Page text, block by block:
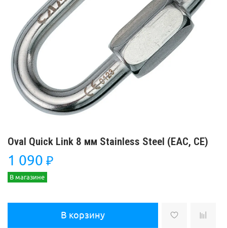
Oval Quick Link 8 мм Stainless Steel (ЕАС, СЕ)
1 090 ₽
В магазине
В корзину